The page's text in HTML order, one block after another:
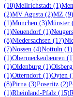
(10)Mellrichstadt (1)
(2)MV Agusta (2)MZ (9)
(1)München (3)Münster
(1)Neuendorf (1)
(8)Niedersachsen (17)
(7)Nossen (4)Nottuln (1)
(1)Obermeckenbeuren
(1)Oldenburg (1)Olsberg
(1)Otterndorf (1)Oyten
(8)Pirna (3)Poseritz (2)
(1)Rheinland-Pfalz (15)